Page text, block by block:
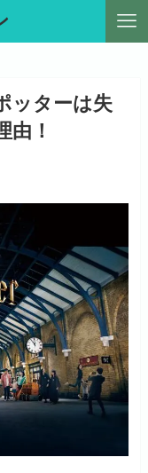
ッターは失
由！